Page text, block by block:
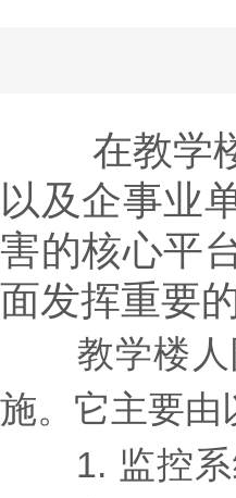
在教学楼
以及企事业
害的核心平
面发挥重要
教学楼人防
施。它主要由
1. 监控系